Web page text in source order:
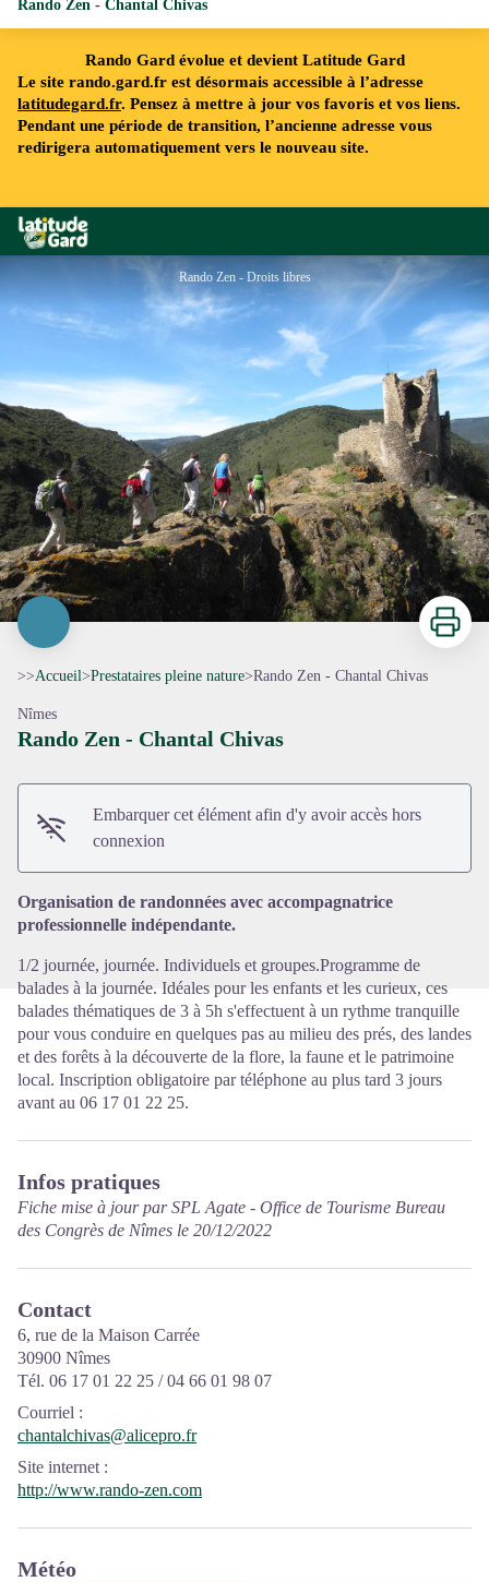
Rando Gard évolue et devient Latitude Gard
Le site rando.gard.fr est désormais accessible à l’adresse
latitudegard.fr. Pensez à mettre à jour vos favoris et vos liens.
Pendant une période de transition, l’ancienne adresse vous
redirigera automatiquement vers le nouveau site.
Rando Gard
Rando Zen - Chantal Chivas
Rando Zen - Droits libres
Voir l'image en plein écran
Imprimer
>>Accueil>Prestataires pleine nature>Rando Zen - Chantal Chivas
Nîmes
Rando Zen - Chantal Chivas
Embarquer cet élément afin d'y avoir accès hors
connexion
Organisation de randonnées avec accompagnatrice
professionnelle indépendante.
1/2 journée, journée. Individuels et groupes.Programme de
balades à la journée. Idéales pour les enfants et les curieux, ces
balades thématiques de 3 à 5h s'effectuent à un rythme tranquille
pour vous conduire en quelques pas au milieu des prés, des landes
et des forêts à la découverte de la flore, la faune et le patrimoine
local. Inscription obligatoire par téléphone au plus tard 3 jours
avant au 06 17 01 22 25.
Infos pratiques
Fiche mise à jour par SPL Agate - Office de Tourisme Bureau
des Congrès de Nîmes le 20/12/2022
Contact
6, rue de la Maison Carrée
30900 Nîmes
Tél. 06 17 01 22 25 / 04 66 01 98 07
Courriel :
chantalchivas@alicepro.fr
Site internet :
http://www.rando-zen.com
Météo